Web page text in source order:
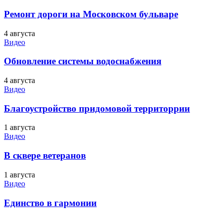
Ремонт дороги на Московском бульваре
4 августа
Видео
Обновление системы водоснабжения
4 августа
Видео
Благоустройство придомовой территоррии
1 августа
Видео
В сквере ветеранов
1 августа
Видео
Единство в гармонии